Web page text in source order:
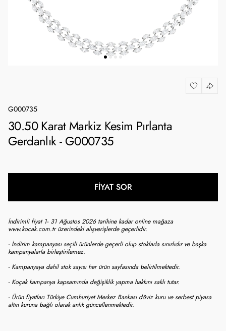
G000735
30.50 Karat Markiz Kesim Pırlanta
Gerdanlık - G000735
FİYAT SOR
İndirimli fiyat 1- 31 Ağustos 2026 tarihine kadar online mağaza
www.kocak.com.tr üzerindeki alışverişlerde geçerlidir.
- İndirim kampanyası seçili ürünlerde geçerli olup stoklarla sınırlıdır ve başka
kampanyalarla birleştirilemez.
- Kampanyaya dahil stok sayısı her ürün sayfasında belirtilmektedir.
- Koçak kampanya kapsamında değişiklik yapma hakkını saklı tutar.
- Ürün fiyatları Türkiye Cumhuriyet Merkez Bankası döviz kuru ve serbest piyasa
altın kuruna bağlı olarak anlık güncellenmektedir.